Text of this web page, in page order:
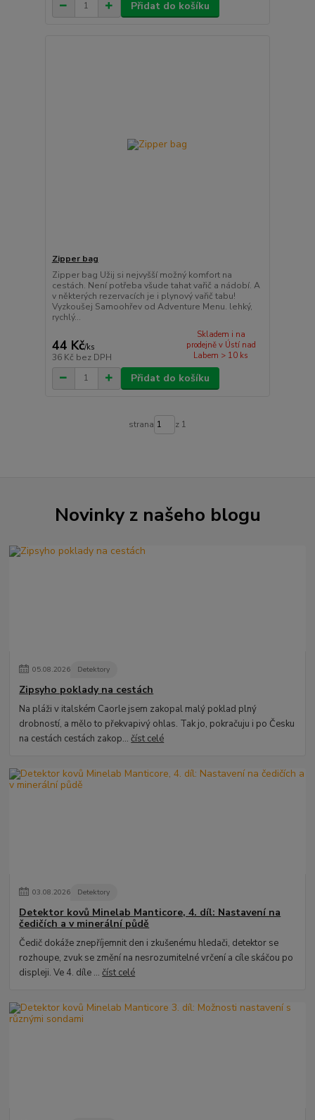
Přidat do košíku
Zipper bag
Zipper bag Užij si nejvyšší možný komfort na
cestách. Není potřeba všude tahat vařič a nádobí. A
v některých rezervacích je i plynový vařič tabu!
Vyzkoušej Samoohřev od Adventure Menu. lehký,
rychlý...
44 Kč/ks
36 Kč bez DPH
Skladem i na
prodejně v Ústí nad
Labem > 10 ks
Přidat do košíku
strana z 1
Novinky z našeho blogu
05.08.2026 Detektory
Zipsyho poklady na cestách
Na pláži v italském Caorle jsem zakopal malý poklad plný
drobností, a mělo to překvapivý ohlas. Tak jo, pokračuju i po Česku
na cestách cestách zakop...číst celé
03.08.2026 Detektory
Detektor kovů Minelab Manticore, 4. díl: Nastavení na
čedičích a v minerální půdě
Čedič dokáže znepříjemnit den i zkušenému hledači, detektor se
rozhoupe, zvuk se změní na nesrozumitelné vrčení a cíle skáčou po
displeji. Ve 4. díle ...číst celé